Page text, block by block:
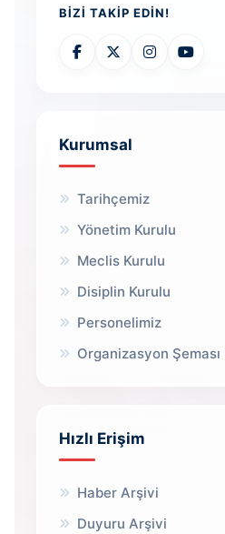
BIZI TAKIP EDIN!
Kurumsal
Tarihçemiz
Yönetim Kurulu
Meclis Kurulu
Disiplin Kurulu
Personelimiz
Organizasyon Şeması
Hızlı Erişim
Haber Arşivi
Duyuru Arşivi